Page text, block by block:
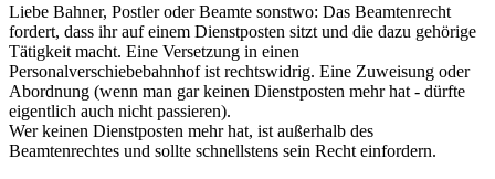
Liebe Bahner, Postler oder Beamte sonstwo: Das Beamtenrecht
fordert, dass ihr auf einem Dienstposten sitzt und die dazu gehörige
Tätigkeit macht. Eine Versetzung in einen
Personalverschiebebahnhof ist rechtswidrig. Eine Zuweisung oder
Abordnung (wenn man gar keinen Dienstposten mehr hat - dürfte
eigentlich auch nicht passieren).
Wer keinen Dienstposten mehr hat, ist außerhalb des
Beamtenrechtes und sollte schnellstens sein Recht einfordern.